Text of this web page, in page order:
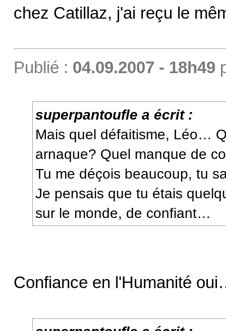
chez Catillaz, j'ai reçu le
Publié : 04.09.2007 - 18h49
superpantoufle a écrit :
Mais quel défaitisme, Léo…
arnaque? Quel manque de
Tu me déçois beaucoup, tu
Je pensais que tu étais
sur le monde, de confiant…
Confiance en l'Humanité